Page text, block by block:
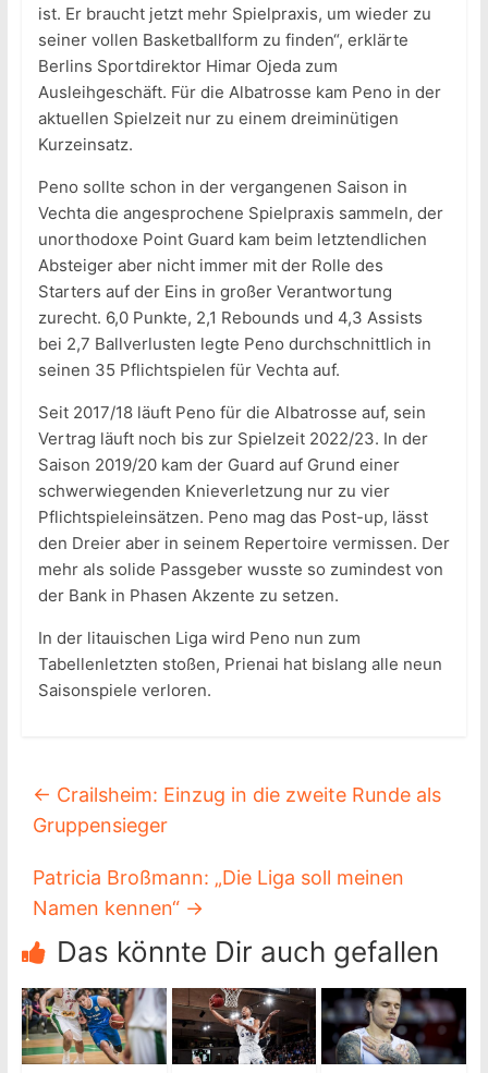
ist. Er braucht jetzt mehr Spielpraxis, um wieder zu
seiner vollen Basketballform zu finden“, erklärte
Berlins Sportdirektor Himar Ojeda zum
Ausleihgeschäft. Für die Albatrosse kam Peno in der
aktuellen Spielzeit nur zu einem dreiminütigen
Kurzeinsatz.
Peno sollte schon in der vergangenen Saison in
Vechta die angesprochene Spielpraxis sammeln, der
unorthodoxe Point Guard kam beim letztendlichen
Absteiger aber nicht immer mit der Rolle des
Starters auf der Eins in großer Verantwortung
zurecht. 6,0 Punkte, 2,1 Rebounds und 4,3 Assists
bei 2,7 Ballverlusten legte Peno durchschnittlich in
seinen 35 Pflichtspielen für Vechta auf.
Seit 2017/18 läuft Peno für die Albatrosse auf, sein
Vertrag läuft noch bis zur Spielzeit 2022/23. In der
Saison 2019/20 kam der Guard auf Grund einer
schwerwiegenden Knieverletzung nur zu vier
Pflichtspieleinsätzen. Peno mag das Post-up, lässt
den Dreier aber in seinem Repertoire vermissen. Der
mehr als solide Passgeber wusste so zumindest von
der Bank in Phasen Akzente zu setzen.
In der litauischen Liga wird Peno nun zum
Tabellenletzten stoßen, Prienai hat bislang alle neun
Saisonspiele verloren.
← Crailsheim: Einzug in die zweite Runde als
Gruppensieger
Patricia Broßmann: „Die Liga soll meinen
Namen kennen“ →
Das könnte Dir auch gefallen